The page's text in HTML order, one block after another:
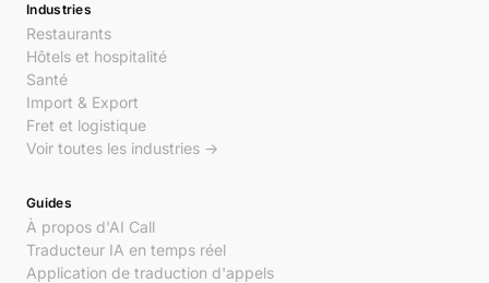
Industries
Restaurants
Hôtels et hospitalité
Santé
Import & Export
Fret et logistique
Voir toutes les industries →
Guides
À propos d'AI Call
Traducteur IA en temps réel
Application de traduction d'appels